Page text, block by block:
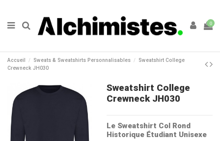
0
Accueil Sweats & Sweatshirts Personnalisables
Sweatshirt College
Crewneck JH030
Sweatshirt College
Crewneck JH030
Le Sweatshirt Col Rond
Historique Étudiant Unisexe